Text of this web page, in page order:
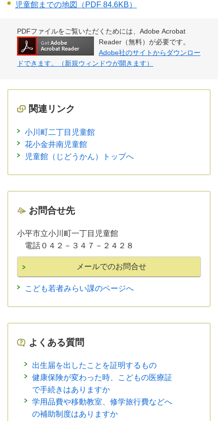
児童館までの地図 （PDF 84.6KB）
PDFファイルをご覧いただくためには、Adobe Acrobat
Reader（無料）が必要です。
Adobe社のサイトからダウンロー
ドできます。（新規ウィンドウが開きます）
関連リンク
小川町二丁目児童館
花小金井南児童館
児童館（じどうかん）トップへ
お問合せ先
小平市立小川町一丁目児童館
電話０４２－３４７－２４２８
こども若者みらい課のページへ
よくある質問
出生届を出したことを証明するもの
健康保険が変わった時、こどもの医療証
で手続きはありますか
学用品費や移動教室、修学旅行費などへ
の補助制度はありますか